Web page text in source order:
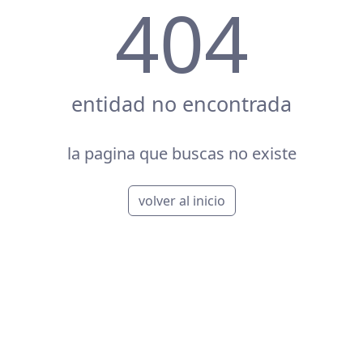
404
entidad no encontrada
la pagina que buscas no existe
volver al inicio